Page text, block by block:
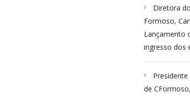
Diretora
Formoso,
Lançamento
ingresso dos
de